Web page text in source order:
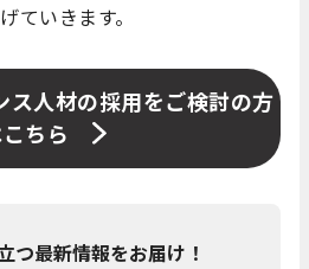
ていきます。
ス人材の採用をご検討の方
ちら
つ最新情報をお届け！